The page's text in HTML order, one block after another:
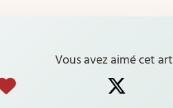
Vous avez aimé cet